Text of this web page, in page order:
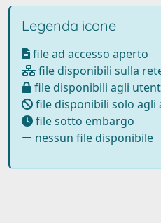
Legenda icone
file ad accesso aperto
file disponibili sulla
file disponibili agli
file disponibili solo
file sotto embargo
nessun file disponibile